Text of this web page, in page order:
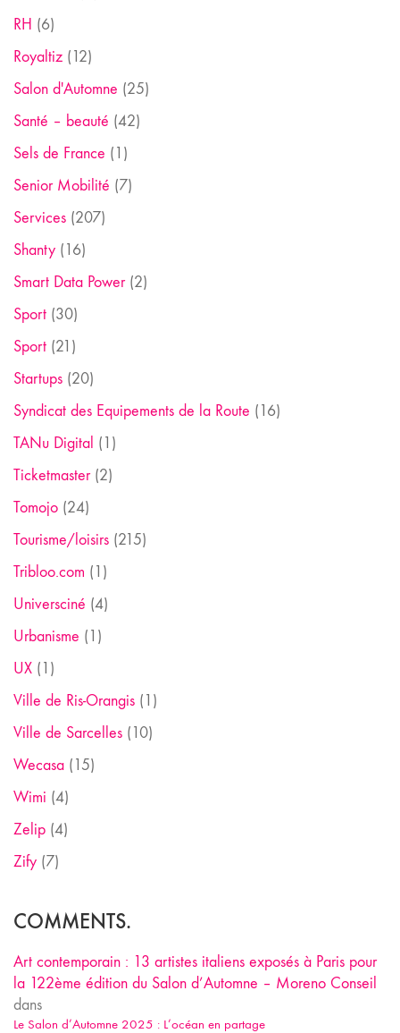
RH (6)
Royaltiz (12)
Salon d'Automne (25)
Santé – beauté (42)
Sels de France (1)
Senior Mobilité (7)
Services (207)
Shanty (16)
Smart Data Power(2)
Sport (30)
Sport (21)
Startups (20)
Syndicat des Equipements de la Route (16)
TANu Digital (1)
Ticketmaster(2)
Tomojo (24)
Tourisme/loisirs (215)
Tribloo.com (1)
Universciné (4)
Urbanisme (1)
UX (1)
Ville de Ris-Orangis (1)
Ville de Sarcelles (10)
Wecasa (15)
Wimi (4)
Zelip (4)
Zify (7)
COMMENTS.
Art contemporain : 13 artistes italiens exposés à Paris pour
la 122ème édition du Salon d’Automne – Moreno Conseil
dans
Le Salon d’Automne 2025 : L’océan en partage